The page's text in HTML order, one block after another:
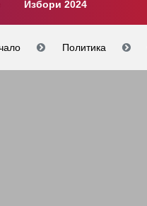
Избори 2024
Политика